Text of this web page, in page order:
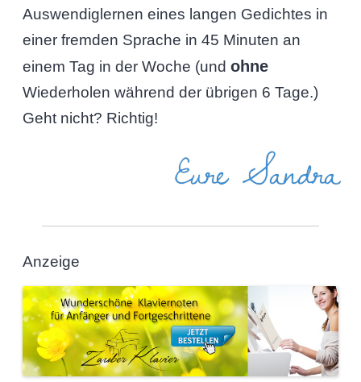
Auswendiglernen eines langen Gedichtes in
einer fremden Sprache in 45 Minuten an
einem Tag in der Woche (und ohne
Wiederholen während der übrigen 6 Tage.)
Geht nicht? Richtig!
Eure Sandra
Anzeige